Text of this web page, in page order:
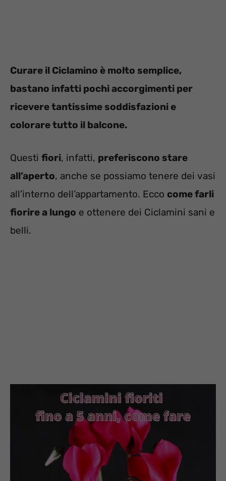
Curare il Ciclamino è molto semplice,
bastano infatti pochi accorgimenti per
ricevere tantissime soddisfazioni e
colorare tutto il balcone.
Questi fiori, infatti, preferiscono stare
all’aperto, anche se possiamo tenere dei vasi
all’interno dell’appartamento. Ecco come farli
fiorire a lungo e ottenere dei Ciclamini sani e
belli.